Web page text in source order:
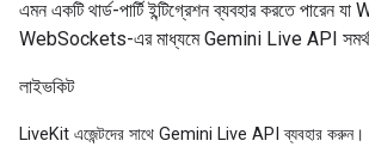
এমন একটি থার্ড-পার্টি ইন্টিগ্রেশন ব্যবহার করতে পারেন
WebSockets-এর মাধ্যমে Gemini Live API
লাইভকিট
LiveKit এজেন্টদের সাথে Gemini Live API ব্যবহার করুন।